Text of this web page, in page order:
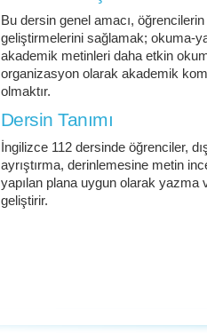
Bu dersin genel amacı,
geliştirmelerini sağlamak; okuma-
akademik metinleri daha etkin
organizasyon olarak akademik
olmaktır.
Dersin Tanımı
İngilizce 112 dersinde öğrenciler,
ayrıştırma, derinlemesine metin
yapılan plana uygun olarak yazma
geliştirir.